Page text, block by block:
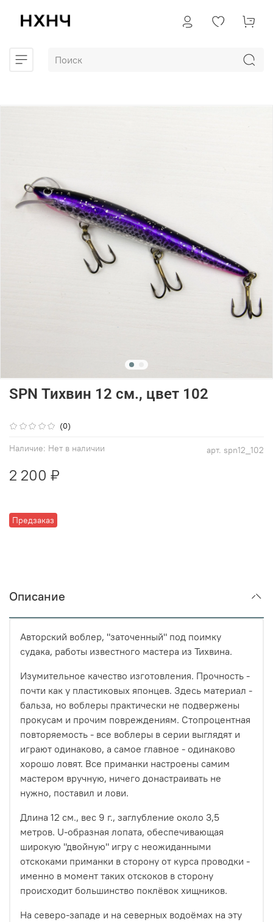
(0)
арт. spn12_102
Наличие: Нет в наличии
Предзаказ
SPN Тихвин 12 см., цвет 102
2 200 ₽
Описание
Авторский воблер, "заточенный" под поимку
судака, работы известного мастера из Тихвина.
Изумительное качество изготовления. Прочность -
почти как у пластиковых японцев. Здесь материал -
бальза, но воблеры практически не подвержены
прокусам и прочим повреждениям. Стопроцентная
повторяемость - все воблеры в серии выглядят и
играют одинаково, а самое главное - одинаково
хорошо ловят. Все приманки настроены самим
мастером вручную, ничего донастраивать не
нужно, поставил и лови.
Длина 12 см., вес 9 г., заглубление около 3,5
метров. U-образная лопата, обеспечивающая
широкую "двойную" игру с неожиданными
отскоками приманки в сторону от курса проводки -
именно в момент таких отскоков в сторону
происходит большинство поклёвок хищников.
На северо-западе и на северных водоёмах на эту